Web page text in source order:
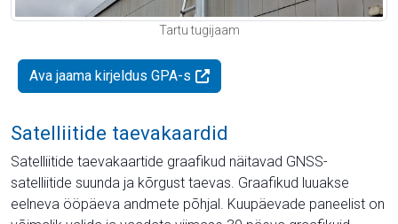
Tartu tugijaam
Ava jaama kirjeldus GPA-s
Satelliitide taevakaardid
Satelliitide taevakaartide graafikud näitavad GNSS-
satelliitide suunda ja kõrgust taevas. Graafikud luuakse
eelneva ööpäeva andmete põhjal. Kuupäevade paneelist on